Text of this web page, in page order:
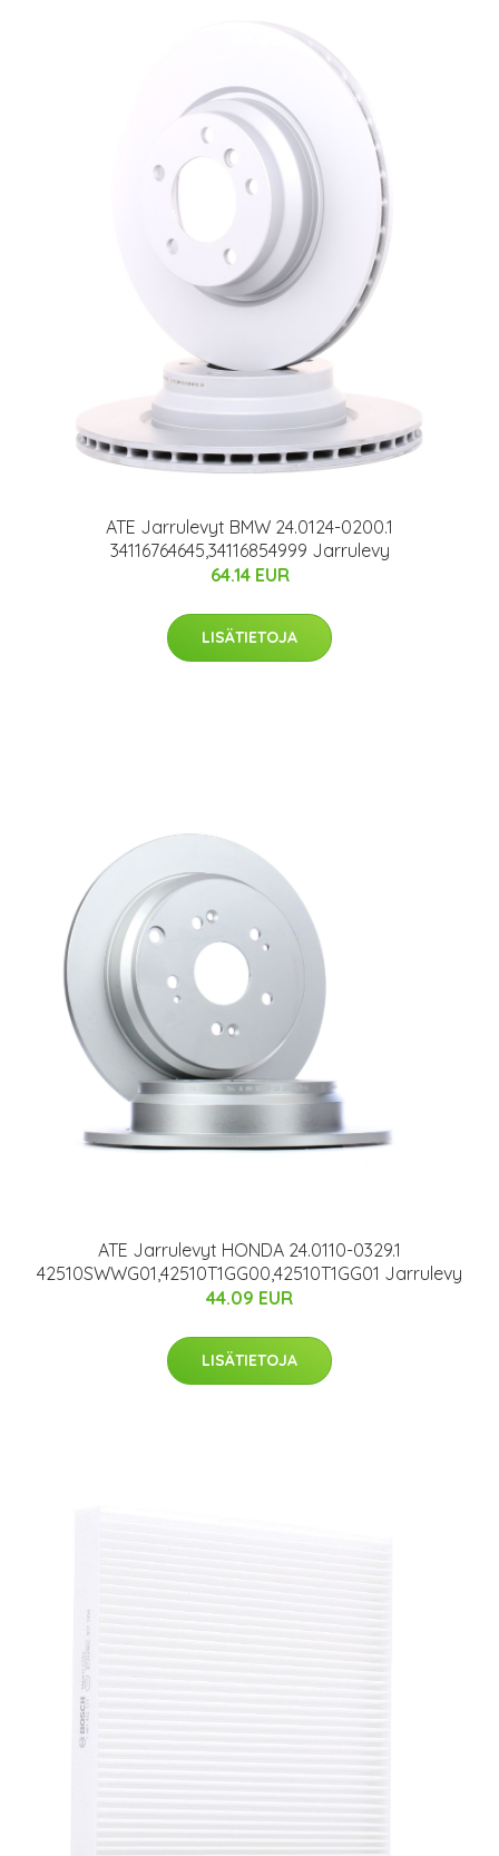
ATE Jarrulevyt BMW 24.0124-0200.1
34116764645,34116854999 Jarrulevy
64.14 EUR
LISÄTIETOJA
ATE Jarrulevyt HONDA 24.0110-0329.1
42510SWWG01,42510T1GG00,42510T1GG01 Jarrulevy
44.09 EUR
LISÄTIETOJA